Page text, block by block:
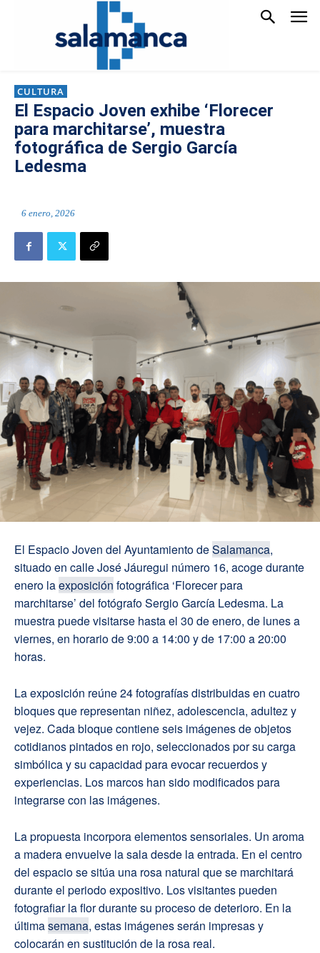
CULTURA
El Espacio Joven exhibe ‘Florecer
para marchitarse’, muestra
fotográfica de Sergio García
Ledesma
6 enero, 2026
El Espacio Joven del Ayuntamiento deSalamanca,
situado en calle José Jáuregui número 16, acoge durante
enero laexposición fotográfica ‘Florecer para
marchitarse’ del fotógrafo Sergio García Ledesma. La
muestra puede visitarse hasta el 30 de enero, de lunes a
viernes, en horario de 9:00 a 14:00 y de 17:00 a 20:00
horas.
La exposición reúne 24 fotografías distribuidas en cuatro
bloques que representan niñez, adolescencia, adultez y
vejez. Cada bloque contiene seis imágenes de objetos
cotidianos pintados en rojo, seleccionados por su carga
simbólica y su capacidad para evocar recuerdos y
experiencias. Los marcos han sido modificados para
integrarse con las imágenes.
La propuesta incorpora elementos sensoriales. Un aroma
a madera envuelve la sala desde la entrada. En el centro
del espacio se sitúa una rosa natural que se marchitará
durante el periodo expositivo. Los visitantes pueden
fotografiar la flor durante su proceso de deterioro. En la
últimasemana, estas imágenes serán impresas y
colocarán en sustitución de la rosa real.